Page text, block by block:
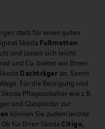
stets für einen guten
Skoda Fußmatten
und lassen sich leicht
und Co. bieten wir Ihnen
Dachträger an. Somit
Für die Reinigung und
Pflegezubehör wie z.B.
und Glaspolitur zur
können Sie zudem leichte
für Ihren Skoda Citigo,